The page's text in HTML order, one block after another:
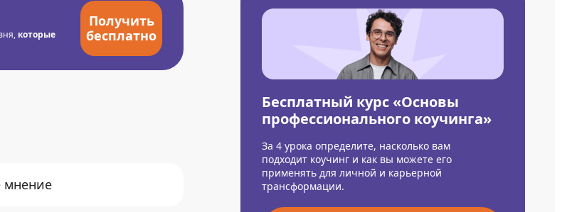
которые
Получить
бесплатно
мнение
Бесплатный курс «Основы
профессионального коучинга»
За 4 урока определите, насколько вам
подходит коучинг и как вы можете его
применять для личной и карьерной
трансформации.